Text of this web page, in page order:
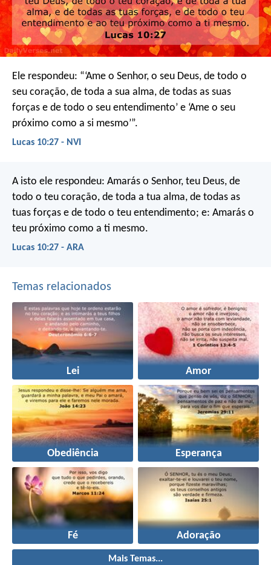
Ele respondeu: “‘Ame o Senhor, o seu Deus, de todo o
seu coração, de toda a sua alma, de todas as suas
forças e de todo o seu entendimento’ e ‘Ame o seu
próximo como a si mesmo’”.
Lucas 10:27 - NVI
A isto ele respondeu: Amarás o Senhor, teu Deus, de
todo o teu coração, de toda a tua alma, de todas as
tuas forças e de todo o teu entendimento; e: Amarás o
teu próximo como a ti mesmo.
Lucas 10:27 - ARA
Temas relacionados
Lei Amor
Obediência Esperança
Fé Adoração
Mais Temas...